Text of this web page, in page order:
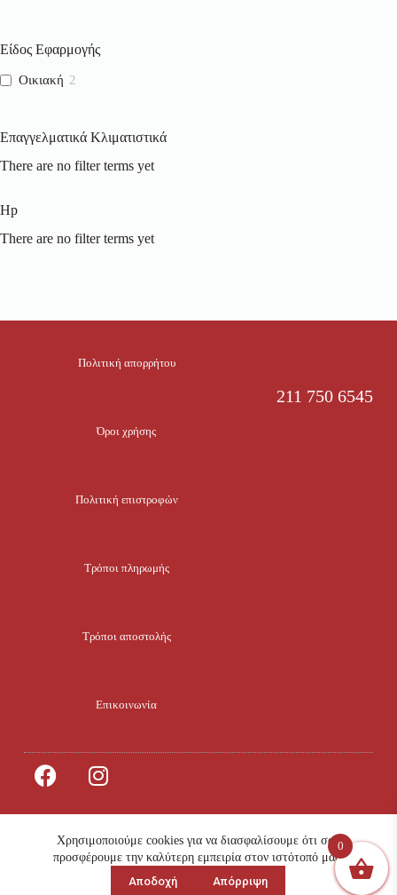
Χρησιμοποιούμε cookies για να διασφαλίσουμε ότι σας
προσφέρουμε την καλύτερη εμπειρία στον ιστότοπό μας.
Αποδοχή
Απόρριψη
Είδος Εφαρμογής
Οικιακή 2
Επαγγελματικά Κλιματιστικά
There are no filter terms yet
Hp
There are no filter terms yet
Πολιτική απορρήτου
Όροι χρήσης
Πολιτική επιστροφών
Τρόποι πληρωμής
Τρόποι αποστολής
Επικοινωνία
211 750 6545
© 2023 All rights
Reserved. Design by
info@mikroklima.gr
0